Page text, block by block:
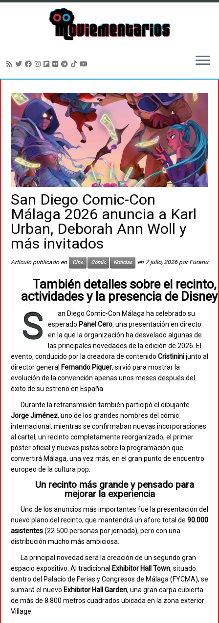
contenido
San Diego Comic-Con
Málaga 2026 anuncia a Karl
Urban, Deborah Ann Woll y
más invitados
Artículo publicado en Cine Cómic Noticias en 7 julio, 2026 porFuranu
También detalles sobre el recinto,
actividades y la presencia de Disney
S
an Diego Comic-Con Málaga ha celebrado su
esperado Panel Cero, una presentación en directo
en la que la organización ha desvelado algunas de
las principales novedades de la edición de 2026. El
evento, conducido por la creadora de contenido Cristininijunto al
director general Fernando Piquer, sirvió para mostrar la
evolución de la convención apenas unos meses después del
éxito de su estreno en España.
Durante la retransmisión también participó el dibujante
Jorge Jiménez, uno de los grandes nombres del cómic
internacional, mientras se confirmaban nuevas incorporaciones
al cartel, un recinto completamente reorganizado, el primer
póster oficial y nuevas pistas sobre la programación que
convertirá Málaga, una vez más, en el gran punto de encuentro
europeo de la cultura pop.
Un recinto más grande y pensado para
mejorar la experiencia
Uno de los anuncios más importantes fue la presentación del
nuevo plano del recinto, que mantendrá un aforo total de 90.000
asistentes(22.500 personas por jornada), pero con una
distribución mucho más ambiciosa.
La principal novedad será la creación de un segundo gran
espacio expositivo. Al tradicional Exhibitor Hall Town, situado
dentro del Palacio de Ferias y Congresos de Málaga (FYCMA), se
sumará el nuevo Exhibitor Hall Garden, una gran carpa cubierta
de más de 8.800 metros cuadrados ubicada en la zona exterior
Village.